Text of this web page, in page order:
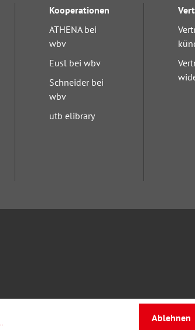
Kooperationen
ATHENA bei
wbv
Eusl bei wbv
Schneider bei
wbv
utb elibrary
Ablehnen